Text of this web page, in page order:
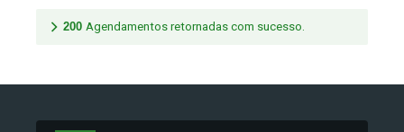
200 Agendamentos retornadas com sucesso.